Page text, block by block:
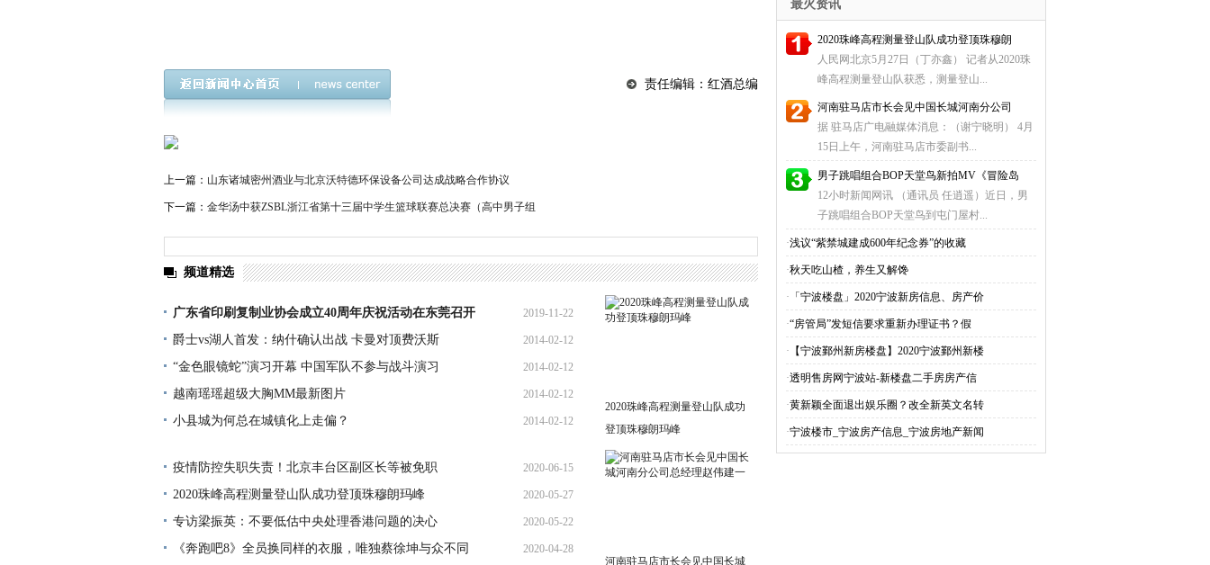
责任编辑：红酒总编
上一篇： 山东诸城密州酒业与北京沃特德环保设备公司达成战略合作协议
下一篇： 金华汤中获ZSBL浙江省第十三届中学生篮球联赛总决赛（高中男子组
频道精选
广东省印刷复制业协会成立40周年庆祝活动在东莞召开 2019-11-22
11:49:10
爵士vs湖人首发：纳什确认出战 卡曼对顶费沃斯 2014-02-12
13:13:15
“金色眼镜蛇”演习开幕 中国军队不参与战斗演习 2014-02-12
11:23:33
越南瑶瑶超级大胸MM最新图片 2014-02-12
10:59:38
小县城为何总在城镇化上走偏？ 2014-02-12
疫情防控失职失责！北京丰台区副区长等被免职 2020-06-15
10:13:12
2020珠峰高程测量登山队成功登顶珠穆朗玛峰 2020-05-27
13:32:21
专访梁振英：不要低估中央处理香港问题的决心 2020-05-22
10:23:36
《奔跑吧8》全员换同样的衣服，唯独蔡徐坤与众不同 2020-04-28
2020珠峰高程测量登山队成功
登顶珠穆朗玛峰
河南驻马店市长会见中国长城
最火资讯
2020珠峰高程测量登山队成功登顶珠穆朗
人民网北京5月27日（丁亦鑫） 记者从2020珠
峰高程测量登山队获悉，测量登山...
河南驻马店市长会见中国长城河南分公司
据 驻马店广电融媒体消息：（谢宁晓明） 4月
15日上午，河南驻马店市委副书...
男子跳唱组合BOP天堂鸟新拍MV《冒险岛
12小时新闻网讯 （通讯员 任逍遥）近日，男
子跳唱组合BOP天堂鸟到屯门屋村...
·浅议“紫禁城建成600年纪念券”的收藏
·秋天吃山楂，养生又解馋
· 「宁波楼盘」2020宁波新房信息、房产价
·“房管局”发短信要求重新办理证书？假
· 【宁波鄞州新房楼盘】2020宁波鄞州新楼
·透明售房网宁波站-新楼盘二手房房产信
·黄新颖全面退出娱乐圈？改全新英文名转
·宁波楼市_宁波房产信息_宁波房地产新闻